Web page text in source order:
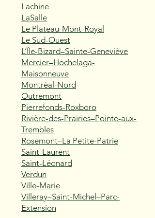
Lachine
LaSalle
Le Plateau-Mont-Royal
Le Sud-Ouest
L’Île-Bizard–Sainte-Geneviève
Mercier–Hochelaga-
Maisonneuve
Montréal-Nord
Outremont
Pierrefonds-Roxboro
Rivière-des-Prairies–Pointe-aux-
Trembles
Rosemont–La Petite-Patrie
Saint-Laurent
Saint-Léonard
Verdun
Ville-Marie
Villeray–Saint-Michel–Parc-
Extension